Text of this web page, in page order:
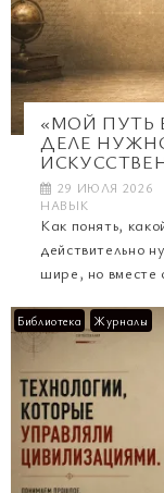
«МОЙ ПУТЬ
ДЕЛЕ
29 ИЮЛЯ 2026
НАВЫК
Как понять,
действительно
шире, но вместе
Библиотека Журналы